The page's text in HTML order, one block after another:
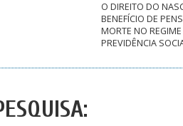
O DIREITO DO
BENEFÍCIO DE
MORTE NO
PREVIDÊNCIA